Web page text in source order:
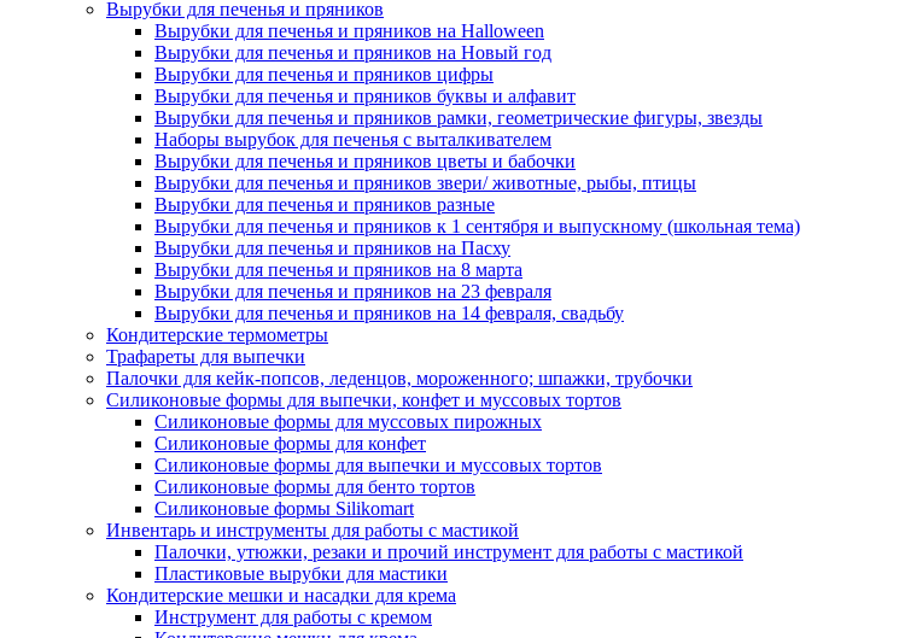
Вырубки для печенья и пряников
Вырубки для печенья и пряников на Halloween
Вырубки для печенья и пряников на Новый год
Вырубки для печенья и пряников цифры
Вырубки для печенья и пряников буквы и алфавит
Вырубки для печенья и пряников рамки, геометрические фигуры, звезды
Наборы вырубок для печенья с выталкивателем
Вырубки для печенья и пряников цветы и бабочки
Вырубки для печенья и пряников звери/ животные, рыбы, птицы
Вырубки для печенья и пряников разные
Вырубки для печенья и пряников к 1 сентября и выпускному (школьная тема)
Вырубки для печенья и пряников на Пасху
Вырубки для печенья и пряников на 8 марта
Вырубки для печенья и пряников на 23 февраля
Вырубки для печенья и пряников на 14 февраля, свадьбу
Кондитерские термометры
Трафареты для выпечки
Палочки для кейк-попсов, леденцов, мороженного; шпажки, трубочки
Силиконовые формы для выпечки, конфет и муссовых тортов
Силиконовые формы для муссовых пирожных
Силиконовые формы для конфет
Силиконовые формы для выпечки и муссовых тортов
Силиконовые формы для бенто тортов
Силиконовые формы Silikomart
Инвентарь и инструменты для работы с мастикой
Палочки, утюжки, резаки и прочий инструмент для работы с мастикой
Пластиковые вырубки для мастики
Кондитерские мешки и насадки для крема
Инструмент для работы с кремом